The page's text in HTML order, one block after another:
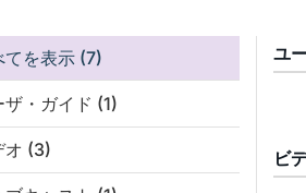
てを表示 (7)
ザ・ガイド (1)
オ (3)
ユ
ビ